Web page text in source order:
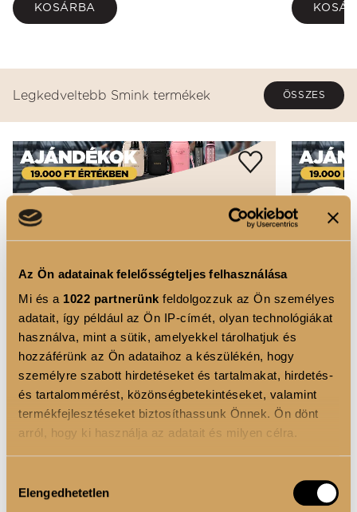
Az Ön adatainak felelősségteljes felhasználása
Mi és a 1022 partnerünk feldolgozzuk az Ön személyes
adatait, így például az Ön IP-címét, olyan technológiákat
használva, mint a sütik, amelyekkel tárolhatjuk és
hozzáférünk az Ön adataihoz a készülékén, hogy
személyre szabott hirdetéseket és tartalmakat, hirdetés-
és tartalommérést, közönségbetekintéseket, valamint
termékfejlesztéseket biztosíthassunk Önnek. Ön dönt
arról, hogy ki használja az adatait és milyen célra.
Információgyűjtés az Ön földrajzi elhelyezkedéséről
kiválasztása
Elengedhetetlen
KOSÁRBA
Legkedveltebb Smink termékek ÖSSZES
Luxoya
20.000